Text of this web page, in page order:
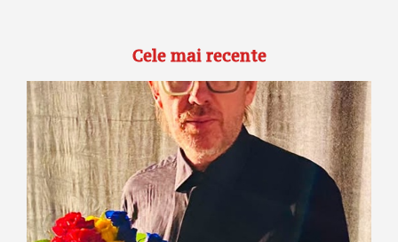
Cele mai recente